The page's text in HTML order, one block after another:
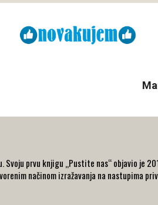
prvu knjigu „Pustite nas“ objavio je
načinom izražavanja na nastupima